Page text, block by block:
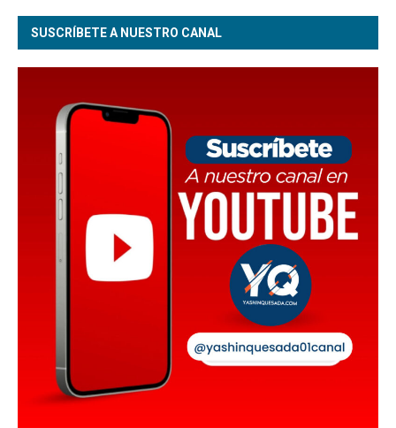
SUSCRÍBETE A NUESTRO CANAL